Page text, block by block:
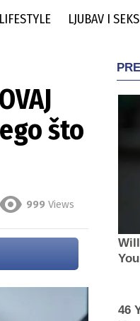
LIFESTYLE LJUBAV I SEKS
što
999 Views